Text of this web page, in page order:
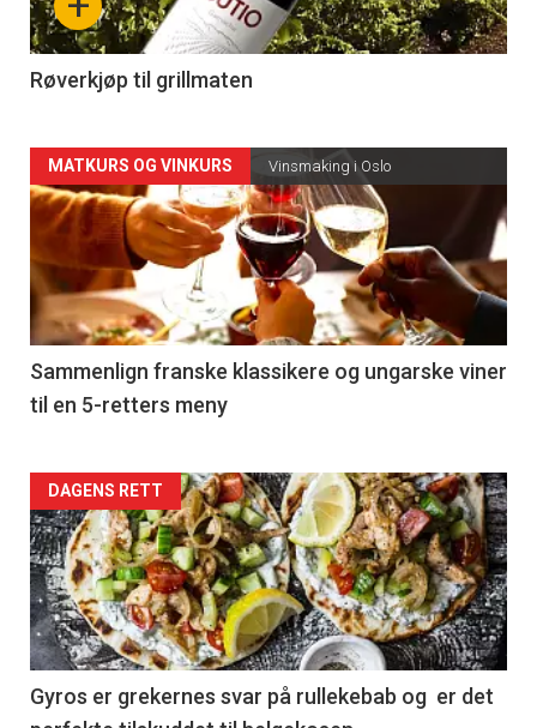
-
4
Røverkjøp til grillmaten
Forsiden
akkurat
nå
-
5
MATKURS OG VINKURS Vinsmaking i Oslo
Sammenlign franske klassikere og ungarske viner
til en 5-retters meny
Forsiden
akkurat
nå
-
6
DAGENS RETT
Gyros er grekernes svar på rullekebab og er det